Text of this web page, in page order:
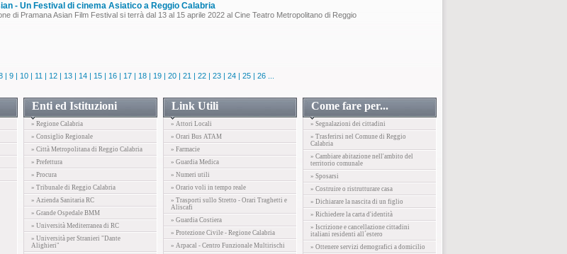
- Un Festival di cinema Asiatico a Reggio Calabria
di Pramana Asian Film Festival si terrà dal 13 al 15 aprile 2022 al Cine Teatro Metropolitano di Reggio
| 9| 10| 11 | 12| 13| 14| 15| 16| 17| 18| 19| 20| 21 | 22| 23| 24| 25| 26...
Enti ed Istituzioni
» Regione Calabria
» Consiglio Regionale
» Città Metropolitana di Reggio Calabria
» Prefettura
» Procura
» Tribunale di Reggio Calabria
» Azienda Sanitaria RC
» Grande Ospedale BMM
» Università Mediterranea di RC
» Università per Stranieri "Dante
Alighieri"
Link Utili
» Attori Locali
» Orari Bus ATAM
» Farmacie
» Guardia Medica
» Numeri utili
» Orario voli in tempo reale
» Trasporti sullo Stretto - Orari Traghetti e
Aliscafi
» Guardia Costiera
» Protezione Civile - Regione Calabria
» Arpacal - Centro Funzionale Multirischi
Come fare per...
» Segnalazioni dei cittadini
» Trasferirsi nel Comune di Reggio
Calabria
» Cambiare abitazione nell'ambito del
territorio comunale
» Sposarsi
» Costruire o ristrutturare casa
» Dichiarare la nascita di un figlio
» Richiedere la carta d'identità
» Iscrizione e cancellazione cittadini
italiani residenti all´estero
» Ottenere servizi demografici a domicilio